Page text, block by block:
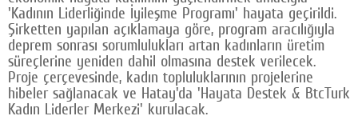
'Kadının Liderliğinde İyileşme Programı' hayata geçirildi.
Şirketten yapılan açıklamaya göre, program aracılığıyla
deprem sonrası sorumlulukları artan kadınların üretim
süreçlerine yeniden dahil olmasına destek verilecek.
Proje çerçevesinde, kadın topluluklarının projelerine
hibeler sağlanacak ve Hatay'da 'Hayata Destek & BtcTurk
Kadın Liderler Merkezi' kurulacak.